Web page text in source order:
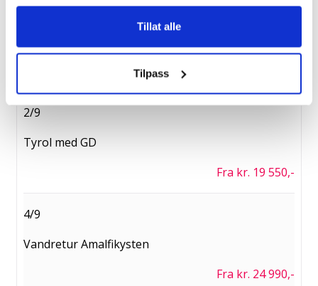
Tillat alle
Tilpass
2/9
2/9
Tyrol med GD
Fra kr. 19 550,-
4/9
Vandretur Amalfikysten
Fra kr. 24 990,-